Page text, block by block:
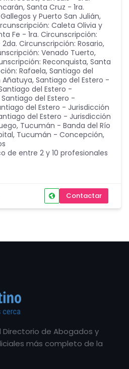
, Santa Cruz - 1ra.
y Puerto San Julián,
Caleta Olivia y
Fe - 1ra. Circunscripción:
Circunscripción: Rosario,
Venado Tuerto,
Reconquista, Santa
Rafaela, Santiago del
Añatuya, Santiago del Estero -
del Estero -
Santiago del Estero -
del Estero - Jurisdicción
del Estero - Jurisdicción
, Tucumán - Banda del Río
, Tucumán - Concepción,
de entre 2 y 10 profesionales
Contactar
de Abogados y
más completo de la